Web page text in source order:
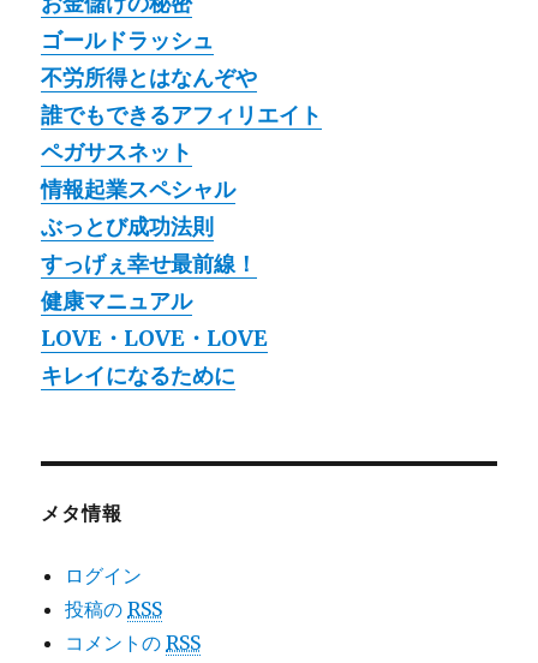
ゴールドラッシュ
不労所得とはなんぞや
誰でもできるアフィリエイト
ペガサスネット
情報起業スペシャル
ぶっとび成功法則
すっげぇ幸せ最前線！
健康マニュアル
LOVE・LOVE・LOVE
キレイになるために
メタ情報
ログイン
投稿のRSS
コメントのRSS